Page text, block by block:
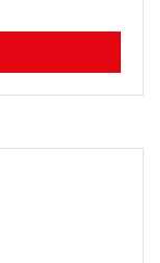
tot